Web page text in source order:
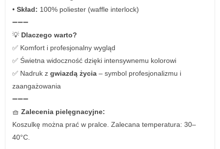
• Skład: 100% poliester (waffle interlock)
➖➖➖
💡 Dlaczego warto?
✅ Komfort i profesjonalny wygląd
✅ Świetna widoczność dzięki intensywnemu kolorowi
✅ Nadruk z gwiazdą życia – symbol profesjonalizmu i
zaangażowania
➖➖➖
🧺 Zalecenia pielęgnacyjne:
Koszulkę można prać w pralce. Zalecana temperatura: 30–
40°C.